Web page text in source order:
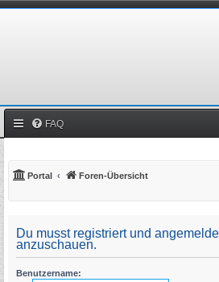
FAQ
Portal Foren-Übersicht
Du musst registriert und
anzuschauen.
Benutzername: